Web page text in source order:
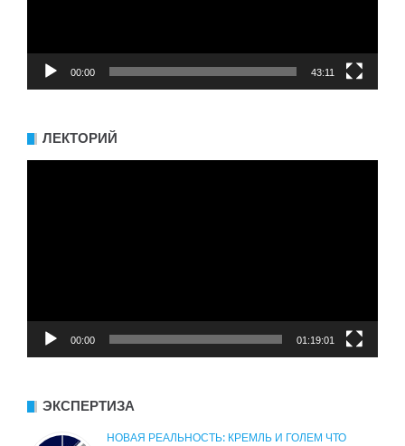
00:00 43:11
ЛЕКТОРИЙ
00:00 01:19:01
ЭКСПЕРТИЗА
НОВАЯ РЕАЛЬНОСТЬ: КРЕМЛЬ И ГОЛЕМ ЧТО